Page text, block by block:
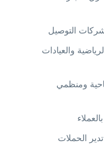
التوصيل
والعيادات
ومنظمي
الحملات